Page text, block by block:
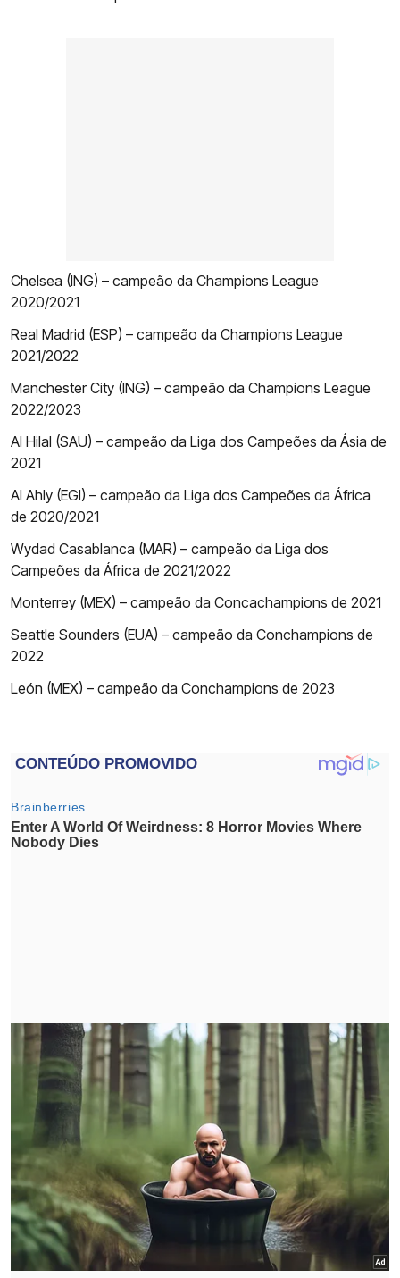
Chelsea (ING) – campeão da Champions League
2020/2021
Real Madrid (ESP) – campeão da Champions League
2021/2022
Manchester City (ING) – campeão da Champions League
2022/2023
Al Hilal (SAU) – campeão da Liga dos Campeões da Ásia de
2021
Al Ahly (EGI) – campeão da Liga dos Campeões da África
de 2020/2021
Wydad Casablanca (MAR) – campeão da Liga dos
Campeões da África de 2021/2022
Monterrey (MEX) – campeão da Concachampions de 2021
Seattle Sounders (EUA) – campeão da Conchampions de
2022
León (MEX) – campeão da Conchampions de 2023